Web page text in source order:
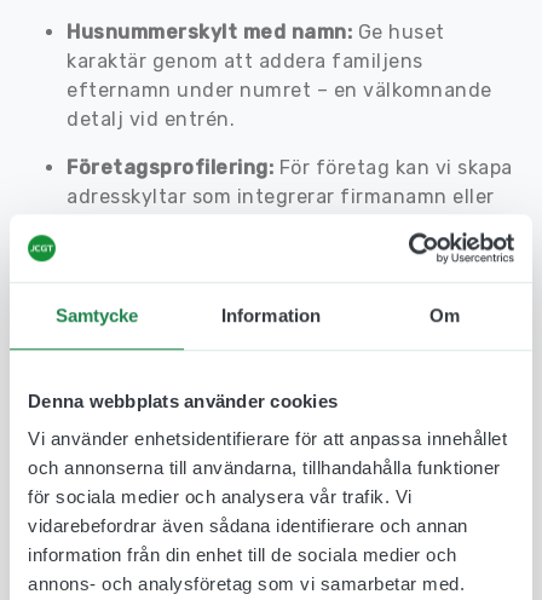
Samtycke Information Om
Denna webbplats använder cookies
Vi använder enhetsidentifierare för att anpassa innehållet
och annonserna till användarna, tillhandahålla funktioner
för sociala medier och analysera vår trafik. Vi
vidarebefordrar även sådana identifierare och annan
information från din enhet till de sociala medier och
annons- och analysföretag som vi samarbetar med.
Husnummerskylt med namn: Ge huset
karaktär genom att addera familjens
efternamn under numret – en välkomnande
detalj vid entrén.
Företagsprofilering: För företag kan vi skapa
adresskyltar som integrerar firmanamn eller
Var ni väljer att montera er husnummerskylt beror
gör mest nytta för den som letar efter adressen.
behöver hitta er adress så kan en tydlig och
välplacerad husnummerskylt göra stor skillnad.
Husnummerskylt på fasad:Detta är den
vanligaste placeringen. För optimal synlighet
bör husnummerskylten sitta på en husvägg